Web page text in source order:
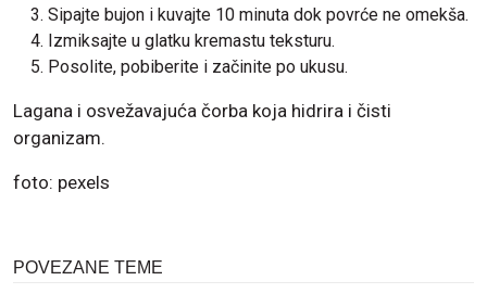
Sipajte bujon i kuvajte 10 minuta dok povrće ne omekša.
Izmiksajte u glatku kremastu teksturu.
Posolite, pobiberite i začinite po ukusu.
Lagana i osvežavajuća čorba koja hidrira i čisti
organizam.
foto: pexels
POVEZANE TEME